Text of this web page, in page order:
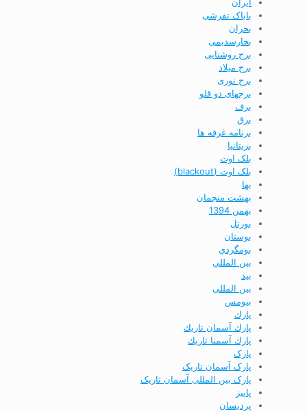
باباک تفرشی
بحران
بخارسدیمی
برج روشنایی
برج ميلاد
برج نوری
برجهای دو قلو
برف
برق
برنامه غرفه ها
بريتانيا
بلک اوت
بلک اوت (blackout)
بها
بهشت منجمان
بهمن 1394
بورتل
بوستان
بومگردي
بين المللي
بید
بین المللی
بیومس
پارك
پارك آسمان تاريك
پارك آسمنا تاريك
پارک
پارک آسمان تاریک
پارک بین المللی آسمان تاریک
پاييز
پردیسان